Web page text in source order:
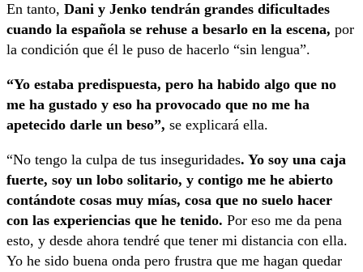
En tanto, Dani y Jenko tendrán grandes dificultades
cuando la española se rehuse a besarlo en la escena, por
la condición que él le puso de hacerlo “sin lengua”.
“Yo estaba predispuesta, pero ha habido algo que no
me ha gustado y eso ha provocado que no me ha
apetecido darle un beso”, se explicará ella.
“No tengo la culpa de tus inseguridades. Yo soy una caja
fuerte, soy un lobo solitario, y contigo me he abierto
contándote cosas muy mías, cosa que no suelo hacer
con las experiencias que he tenido. Por eso me da pena
esto, y desde ahora tendré que tener mi distancia con ella.
Yo he sido buena onda pero frustra que me hagan quedar